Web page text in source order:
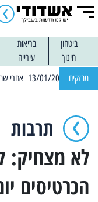
ביטחון בריאות
חינוך
עירייה
מבזקים
תרבות
לא מצחיק:
הכרטיסים